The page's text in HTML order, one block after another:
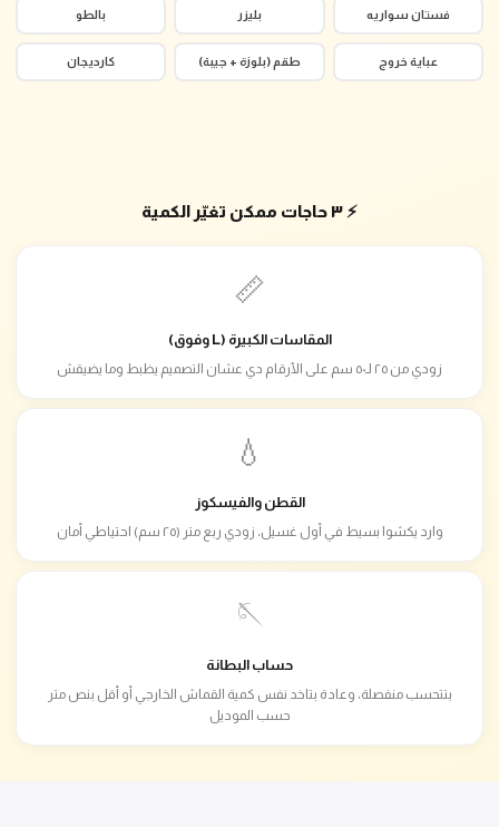
فستان سواريه بليزر بالطو
عباية خروج طقم (بلوزة + جيبة) كارديجان
⚡ ٣ حاجات ممكن تغيّر الكمية
📏
المقاسات الكبيرة (L وفوق)
زودي من ٢٥ لـ٥٠ سم على الأرقام دي عشان التصميم يظبط وما يضيقش
💧
القطن والفيسكوز
وارد يكشوا بسيط في أول غسيل، زودي ربع متر (٢٥ سم) احتياطي أمان
🪡
حساب البطانة
بتتحسب منفصلة، وعادة بتاخد نفس كمية القماش الخارجي أو أقل بنص متر
حسب الموديل